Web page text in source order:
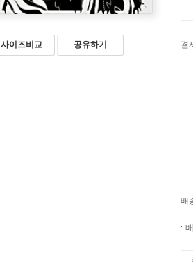
사이즈비교 공유하기 결
배